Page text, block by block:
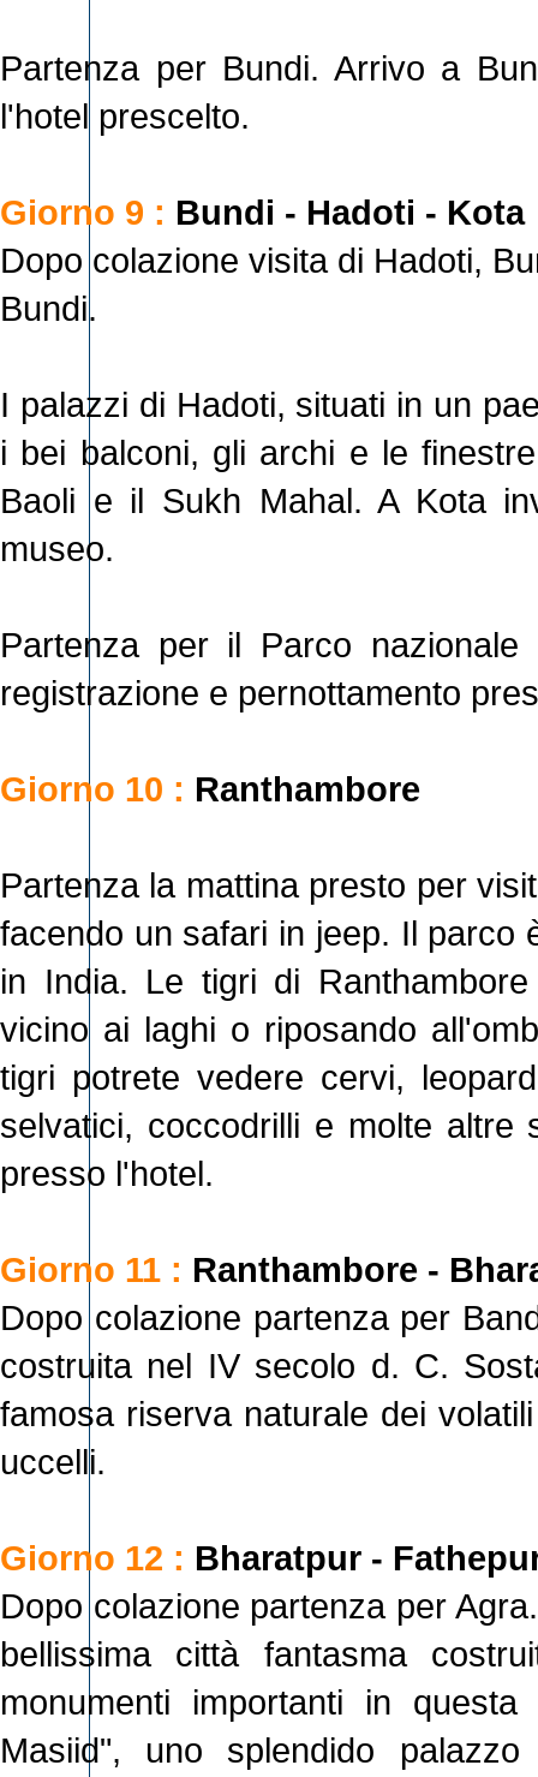
Partenza per Bundi. Arrivo a
l'hotel prescelto.
Giorno 9 : Bundi - Hadoti - Kota
Dopo colazione visita di Hadoti,
Bundi.
I palazzi di Hadoti, situati in un
i bei balconi, gli archi e le
Baoli e il Sukh Mahal. A Kota
museo.
Partenza per il Parco nazionale
registrazione e pernottamento
Giorno 10 : Ranthambore
Partenza la mattina presto per
facendo un safari in jeep. Il parco
in India. Le tigri di
vicino ai laghi o riposando
tigri potrete vedere cervi,
selvatici, coccodrilli e molte altre
presso l'hotel.
Giorno 11 : Ranthambore -
Dopo colazione partenza per
costruita nel IV secolo d. C.
famosa riserva naturale dei
uccelli.
Giorno 12 : Bharatpur -
Dopo colazione partenza per
bellissima città fantasma
monumenti importanti in
Masiid", uno splendido